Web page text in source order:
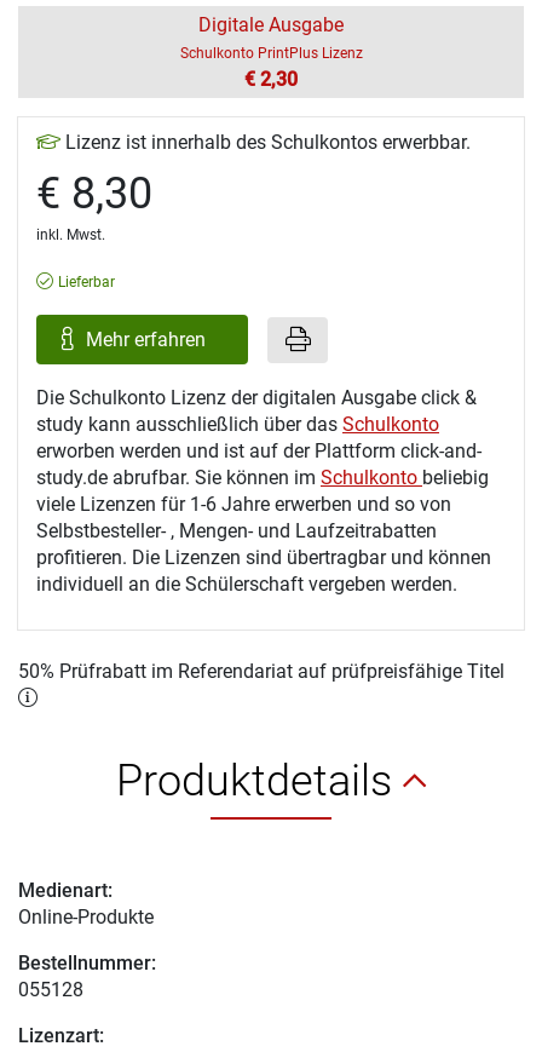
Digitale Ausgabe
Schulkonto PrintPlus Lizenz
€ 2,30
Lizenz ist innerhalb des Schulkontos erwerbbar.
€ 8,30
inkl. Mwst.
Lieferbar
Mehr erfahren
Die Schulkonto Lizenz der digitalen Ausgabe click &
study kann ausschließlich über das Schulkonto
erworben werden und ist auf der Plattform click-and-
study.de abrufbar. Sie können im Schulkonto beliebig
viele Lizenzen für 1-6 Jahre erwerben und so von
Selbstbesteller- , Mengen- und Laufzeitrabatten
profitieren. Die Lizenzen sind übertragbar und können
individuell an die Schülerschaft vergeben werden.
50% Prüfrabatt im Referendariat auf prüfpreisfähige Titel
Produktdetails
Medienart:
Online-Produkte
Bestellnummer:
055128
Lizenzart: